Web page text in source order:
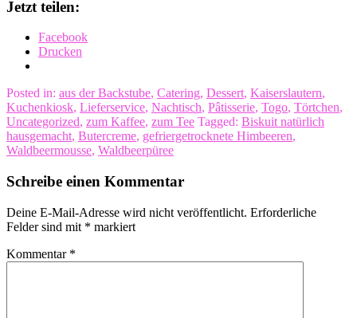
Jetzt teilen:
Facebook
Drucken
Posted in: aus der Backstube, Catering, Dessert, Kaiserslautern,
Kuchenkiosk, Lieferservice, Nachtisch, Pâtisserie, Togo, Törtchen,
Uncategorized, zum Kaffee, zum Tee Tagged: Biskuit natürlich
hausgemacht, Butercreme, gefriergetrocknete Himbeeren,
Waldbeermousse, Waldbeerpüree
Schreibe einen Kommentar
Deine E-Mail-Adresse wird nicht veröffentlicht. Erforderliche
Felder sind mit * markiert
Kommentar *